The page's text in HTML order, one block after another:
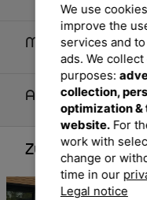
Maße
Zubehör
We use
improve the
services and
ads. We
purposes:
collection,
optimization &
website.For
work with
change or
time in our
Legal notice